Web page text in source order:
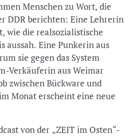
Menschen zu Wort, die
DDR berichten: Eine Lehrerin
wie die realsozialistische
aussah. Eine Punkerin aus
sie gegen das System
Verkäuferin aus Weimar
zwischen Bückware und
Monat erscheint eine neue
von der „ZEIT im Osten“-